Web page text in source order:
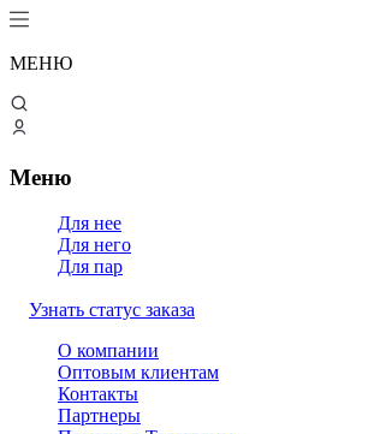
МЕНЮ
Меню
Для нее
Для него
Для пар
Узнать статус заказа
О компании
Оптовым клиентам
Контакты
Партнеры